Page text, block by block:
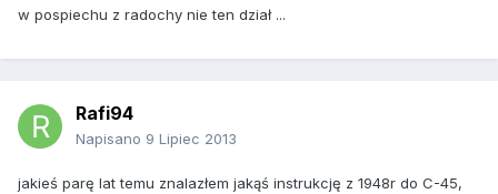
w pospiechu z radochy nie ten dział ...
Rafi94
Napisano 9 Lipiec 2013
jakieś parę lat temu znalazłem jakąś instrukcję z 1948r do C-45,